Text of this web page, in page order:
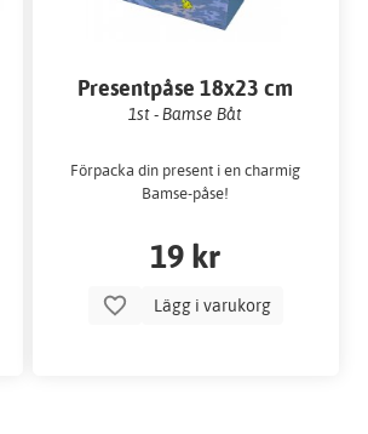
Presentpåse 18x23 cm
1st - Bamse Båt
Förpacka din present i en charmig
Bamse-påse!
19 kr
Lägg i varukorg